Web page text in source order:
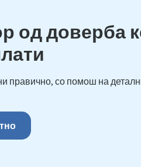
од доверба
правично, со помош на